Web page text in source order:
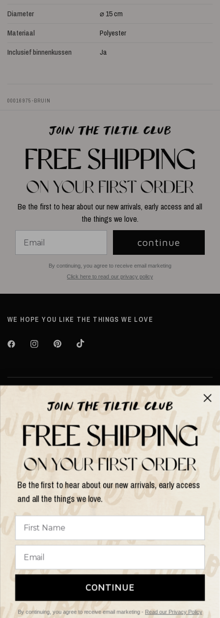
Diameter
⌀ 15 cm
Materiaal
Polyester
Inclusief binnenkussen
Ja
00016975-BRUIN
Be the first to hear about our new arrivals, early access and all
the things we love.
continue
By continuing, you agree to receive email marketing
Click here to read our privacy policy
WE HOPE YOU LIKE THE THINGS WE LOVE
Over TILTIL
Help
Shop op
bijwerken
© 2026 Things I Like Things I Love, All rights reserved.
Be the first to hear about our new arrivals, early access
and all the things we love.
CONTINUE
By continuing, you agree to receive email marketing - Read our Privacy Policy